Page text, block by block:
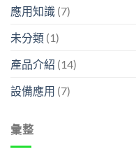
應用知識 (7)
未分類 (1)
產品介紹 (14)
設備應用 (7)
彙整